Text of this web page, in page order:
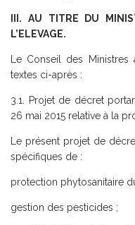
III. AU TITRE DU
L’ELEVAGE.
Le Conseil des
textes ci-après :
3.1. Projet de décret
26 mai 2015 relative à la
Le présent projet de
spécifiques de :
­protection phytosanitaire
­gestion des pesticides ;